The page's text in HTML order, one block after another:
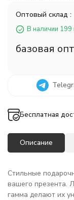
Оптовый склад :
В наличии 199
базовая
Бесплатная
Описание
Стильные
вашего презента.
гамма делают их